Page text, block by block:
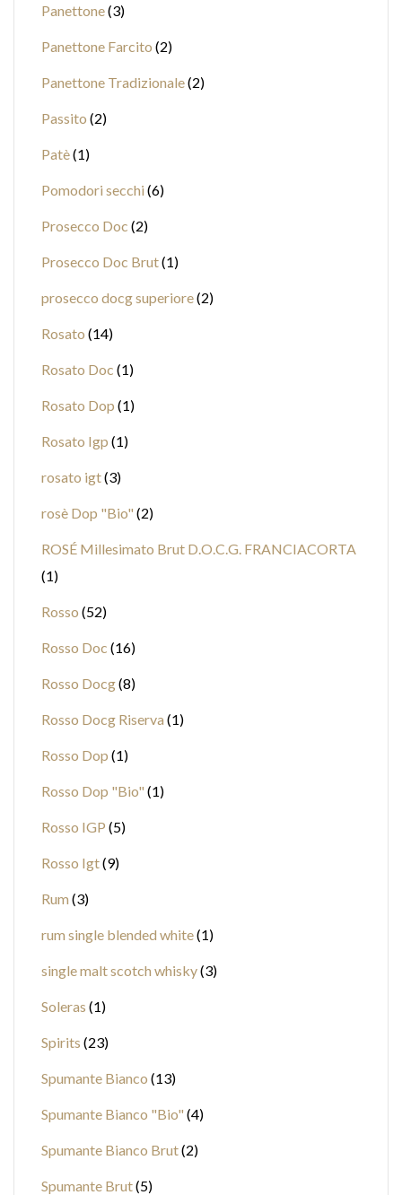
Panettone 3
Panettone Farcito 2
Panettone Tradizionale 2
Passito 2
Patè 1
Pomodori secchi 6
Prosecco Doc 2
Prosecco Doc Brut 1
prosecco docg superiore 2
Rosato 14
Rosato Doc 1
Rosato Dop 1
Rosato Igp 1
rosato igt 3
rosè Dop "Bio" 2
ROSÉ Millesimato Brut D.O.C.G. FRANCIACORTA
1
Rosso 52
Rosso Doc 16
Rosso Docg 8
Rosso Docg Riserva 1
Rosso Dop 1
Rosso Dop "Bio" 1
Rosso IGP 5
Rosso Igt 9
Rum 3
rum single blended white 1
single malt scotch whisky 3
Soleras 1
Spirits 23
Spumante Bianco 13
Spumante Bianco "Bio" 4
Spumante Bianco Brut 2
Spumante Brut 5